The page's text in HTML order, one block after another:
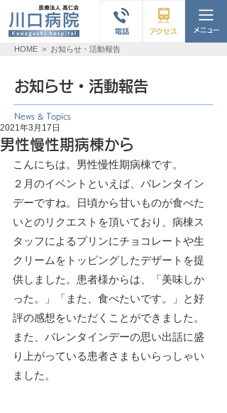
HOME > お知らせ・活動報告
お知らせ・活動報告
News & Topics
男性慢性期病棟から
2021年3月17日
こんにちは。男性慢性期病棟です。
２月のイベントといえば、バレンタイン
デーですね。日頃から甘いものが食べた
いとのリクエストを頂いており、病棟ス
タッフによるプリンにチョコレートや生
クリームをトッピングしたデザートを提
供しました。患者様からは、「美味しか
った。」「また、食べたいです。」と好
評の感想をいただくことができました。
また、バレンタインデーの思い出話に盛
り上がっている患者さまもいらっしゃい
ました。